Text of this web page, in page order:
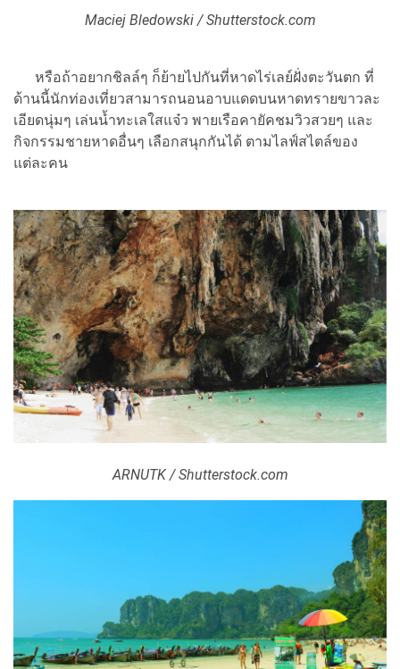
Maciej Bledowski / Shutterstock.com
หรือถ้าอยากชิลล์ๆ ก็ย้ายไปกันที่หาดไร่เลย์ฝั่งตะวันตก ที่
ด้านนี้นักท่องเที่ยวสามารถนอนอาบแดดบนหาดทรายขาวละ
เอียดนุ่มๆ เล่นน้ำทะเลใสแจ๋ว พายเรือคายัคชมวิวสวยๆ และ
กิจกรรมชายหาดอื่นๆ เลือกสนุกกันได้ ตามไลฟ์สไตล์ของ
แต่ละคน
ARNUTK / Shutterstock.com